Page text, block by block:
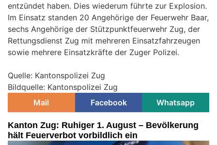
entzündet haben. Dies wiederum führte zur Explosion.
Im Einsatz standen 20 Angehörige der Feuerwehr Baar,
sechs Angehörige der Stützpunktfeuerwehr Zug, der
Rettungsdienst Zug mit mehreren Einsatzfahrzeugen
sowie mehrere Einsatzkräfte der Zuger Polizei.
Quelle: Kantonspolizei Zug
Bildquelle: Kantonspolizei Zug
Mail
Facebook Whatsapp
Kanton Zug: Ruhiger 1. August – Bevölkerung
hält Feuerverbot vorbildlich ein